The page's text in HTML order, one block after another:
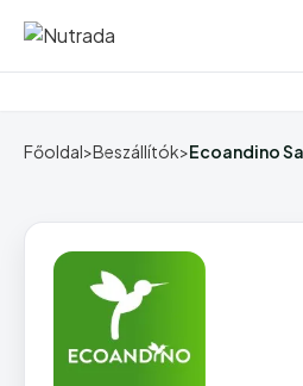
Főoldal
Főoldal>Beszállítók>Ecoandino